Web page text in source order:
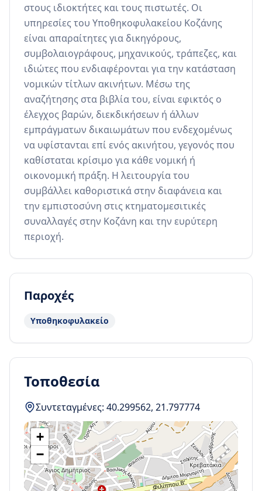
στους ιδιοκτήτες και τους πιστωτές. Οι
υπηρεσίες του Υποθηκοφυλακείου Κοζάνης
είναι απαραίτητες για δικηγόρους,
συμβολαιογράφους, μηχανικούς, τράπεζες, και
ιδιώτες που ενδιαφέρονται για την κατάσταση
νομικών τίτλων ακινήτων. Μέσω της
αναζήτησης στα βιβλία του, είναι εφικτός ο
έλεγχος βαρών, διεκδικήσεων ή άλλων
εμπράγματων δικαιωμάτων που ενδεχομένως
να υφίστανται επί ενός ακινήτου, γεγονός που
καθίσταται κρίσιμο για κάθε νομική ή
οικονομική πράξη. Η λειτουργία του
συμβάλλει καθοριστικά στην διαφάνεια και
την εμπιστοσύνη στις κτηματομεσιτικές
συναλλαγές στην Κοζάνη και την ευρύτερη
περιοχή.
Παροχές
Υποθηκοφυλακείο
Τοποθεσία
Συντεταγμένες: 40.299562, 21.797774
+
−